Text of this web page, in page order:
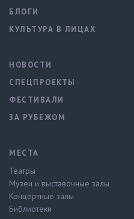
БЛОГИ
КУЛЬТУРА В ЛИЦАХ
НОВОСТИ
СПЕЦПРОЕКТЫ
ФЕСТИВАЛИ
ЗА РУБЕЖОМ
МЕСТА
Театры
Музеи и выставочные залы
Концертные залы
Библиотеки